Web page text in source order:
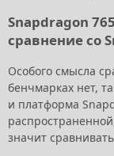
Snapdragon
сравнение со
Особого смысла
бенчмарках нет,
и платформа
значит